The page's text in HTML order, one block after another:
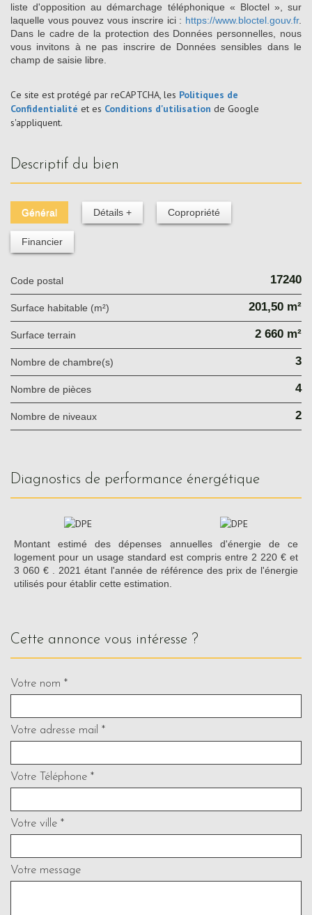
liste d'opposition au démarchage téléphonique « Bloctel », sur
laquelle vous pouvez vous inscrire ici : https://www.bloctel.gouv.fr.
Dans le cadre de la protection des Données personnelles, nous
vous invitons à ne pas inscrire de Données sensibles dans le
champ de saisie libre.
Ce site est protégé par reCAPTCHA, les Politiques de
Confidentialité et es Conditions d'utilisation de Google
s'appliquent.
descriptif du bien
Général Détails + Copropriété
Financier
Code postal 17240
Surface habitable (m²) 201,50 m²
surface terrain 2 660 m²
Nombre de chambre(s) 3
Nombre de pièces 4
Nombre de niveaux 2
diagnostics de performance énergétique
Montant estimé des dépenses annuelles d'énergie de ce
logement pour un usage standard est compris entre 2 220 € et
3 060 € . 2021 étant l'année de référence des prix de l'énergie
utilisés pour établir cette estimation.
cette annonce vous intéresse ?
Votre nom *
Votre adresse mail *
Votre Téléphone *
Votre ville *
Votre message